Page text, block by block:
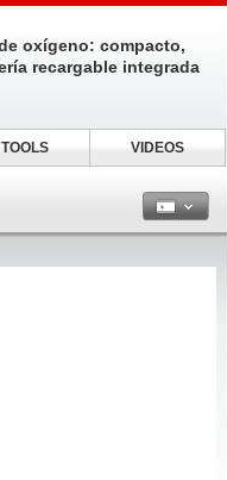
oxígeno: compacto,
recargable integrada
TOOLS VIDEOS